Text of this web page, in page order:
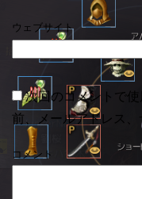
ウェブサイト
次回のコメントで
前、メールアドレス、
コメント